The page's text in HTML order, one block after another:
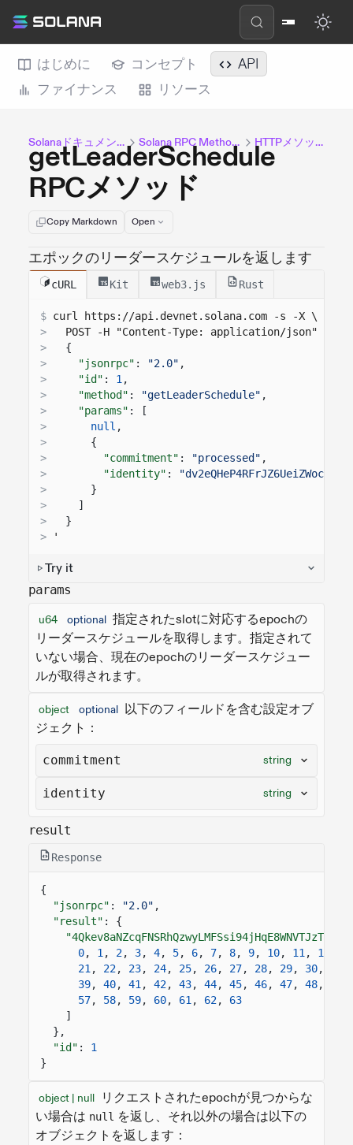
はじめに コンセプト
API
ファイナンス
リソース
Solanaドキュメント Solana RPC Methods HTTPメソッド
getLeaderSchedule
RPCメソッド
Copy Markdown Open
エポックのリーダースケジュールを返します
cURL Kit web3.js Rust
$ curl https://api.devnet.solana.com -s -X \
>
POST -H "Content-Type: application/json" -d
>
{
>
"jsonrpc" : "2.0" ,
>
"id" : 1 ,
>
"method" : "getLeaderSchedule" ,
>
"params" : [
>
null ,
>
{
>
"commitment" : "processed" ,
>
"identity" :
>
}
>
]
>
}
>
'
Try it
params
u64 optional 指定されたslotに対応するepochの
リーダースケジュールを取得します。指定されて
いない場合、現在のepochのリーダースケジュー
ルが取得されます。
object optional 以下のフィールドを含む設定オブ
ジェクト：
commitment string
identity string
result
Response
{
"jsonrpc" : "2.0" ,
"result" : {
0, 1 , 2, 3, 4, 5, 6, 7, 8, 9, 10, 11 , 12
21 , 22, 23, 24, 25, 26, 27, 28, 29, 30,
39, 40, 41 , 42, 43, 44, 45, 46, 47, 48,
57, 58, 59, 60, 61 , 62,
63
]
},
"id" :
1
}
object | null
リクエストされたepochが見つからな
い場合は null を返し、それ以外の場合は以下の
オブジェクトを返します：